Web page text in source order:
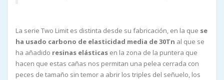
La serie Two Limit es distinta desde su fabricación, en la que se
ha usado carbono de elasticidad media de 30Tn al que se
ha añadido resinas elásticas en la zona de la puntera que
hacen que estas cañas nos permitan una pelea cerrada con
peces de tamaño sin temor a abrir los triples del señuelo, los